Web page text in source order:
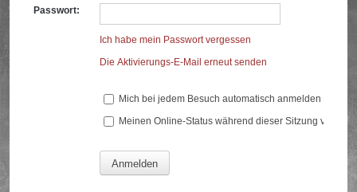
Passwort:
Ich habe mein Passwort vergessen
Die Aktivierungs-E-Mail erneut senden
Mich bei jedem Besuch automatisch anmelden
Meinen Online-Status während dieser Sitzung